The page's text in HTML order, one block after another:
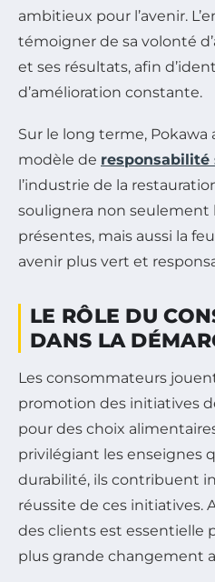
ambitieux pour l’avenir.
témoigner de sa volonté
et ses résultats, afin
d’amélioration constante.
Sur le long terme, Pokawa
modèle de responsabilité
l’industrie de la
soulignera non seulement
présentes, mais aussi la
avenir plus vert et
LE RÔLE DU
DANS LA
Les consommateurs
promotion des initiatives
pour des choix
privilégiant les enseignes
durabilité, ils contribuent
réussite de ces initiatives.
des clients est essentielle
plus grande changement